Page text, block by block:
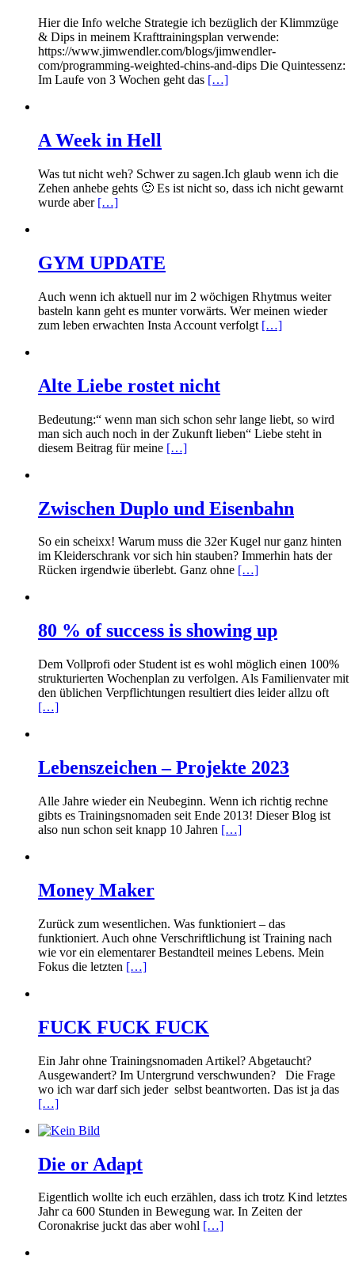
Hier die Info welche Strategie ich bezüglich der Klimmzüge
& Dips in meinem Krafttrainingsplan verwende:
https://www.jimwendler.com/blogs/jimwendler-
com/programming-weighted-chins-and-dips Die Quintessenz:
Im Laufe von 3 Wochen geht das […]
A Week in Hell
Was tut nicht weh? Schwer zu sagen.Ich glaub wenn ich die
Zehen anhebe gehts 🙂 Es ist nicht so, dass ich nicht gewarnt
wurde aber […]
GYM UPDATE
Auch wenn ich aktuell nur im 2 wöchigen Rhytmus weiter
basteln kann geht es munter vorwärts. Wer meinen wieder
zum leben erwachten Insta Account verfolgt […]
Alte Liebe rostet nicht
Bedeutung:“ wenn man sich schon sehr lange liebt, so wird
man sich auch noch in der Zukunft lieben“ Liebe steht in
diesem Beitrag für meine […]
Zwischen Duplo und Eisenbahn
So ein scheixx! Warum muss die 32er Kugel nur ganz hinten
im Kleiderschrank vor sich hin stauben? Immerhin hats der
Rücken irgendwie überlebt. Ganz ohne […]
80 % of success is showing up
Dem Vollprofi oder Student ist es wohl möglich einen 100%
strukturierten Wochenplan zu verfolgen. Als Familienvater mit
den üblichen Verpflichtungen resultiert dies leider allzu oft
[…]
Lebenszeichen – Projekte 2023
Alle Jahre wieder ein Neubeginn. Wenn ich richtig rechne
gibts es Trainingsnomaden seit Ende 2013! Dieser Blog ist
also nun schon seit knapp 10 Jahren […]
Money Maker
Zurück zum wesentlichen. Was funktioniert – das
funktioniert. Auch ohne Verschriftlichung ist Training nach
wie vor ein elementarer Bestandteil meines Lebens. Mein
Fokus die letzten […]
FUCK FUCK FUCK
Ein Jahr ohne Trainingsnomaden Artikel? Abgetaucht?
Ausgewandert? Im Untergrund verschwunden? Die Frage
wo ich war darf sich jeder selbst beantworten. Das ist ja das
[…]
Die or Adapt
Eigentlich wollte ich euch erzählen, dass ich trotz Kind letztes
Jahr ca 600 Stunden in Bewegung war. In Zeiten der
Coronakrise juckt das aber wohl […]